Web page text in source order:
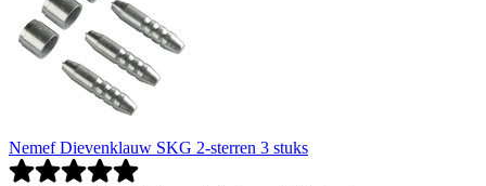
Nemef Dievenklauw SKG 2-sterren 3 stuks